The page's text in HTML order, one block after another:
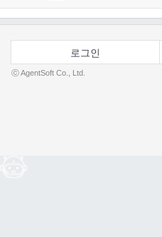
로그인
ⓒ AgentSoft Co., Ltd.